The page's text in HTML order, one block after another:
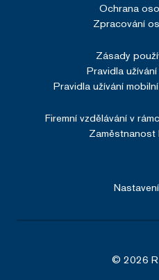
Ochrana
Zpracování
Zásady
Pravidla
Pravidla užívání
Firemní vzdělávání v
Zaměstnanost
© 2026